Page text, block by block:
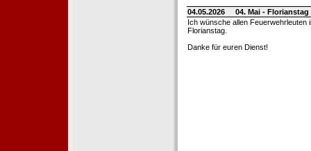
04.05.2026
04. Mai -
Ich wünsche allen Feuerwehrleuten
Florianstag.
Danke für euren Dienst!